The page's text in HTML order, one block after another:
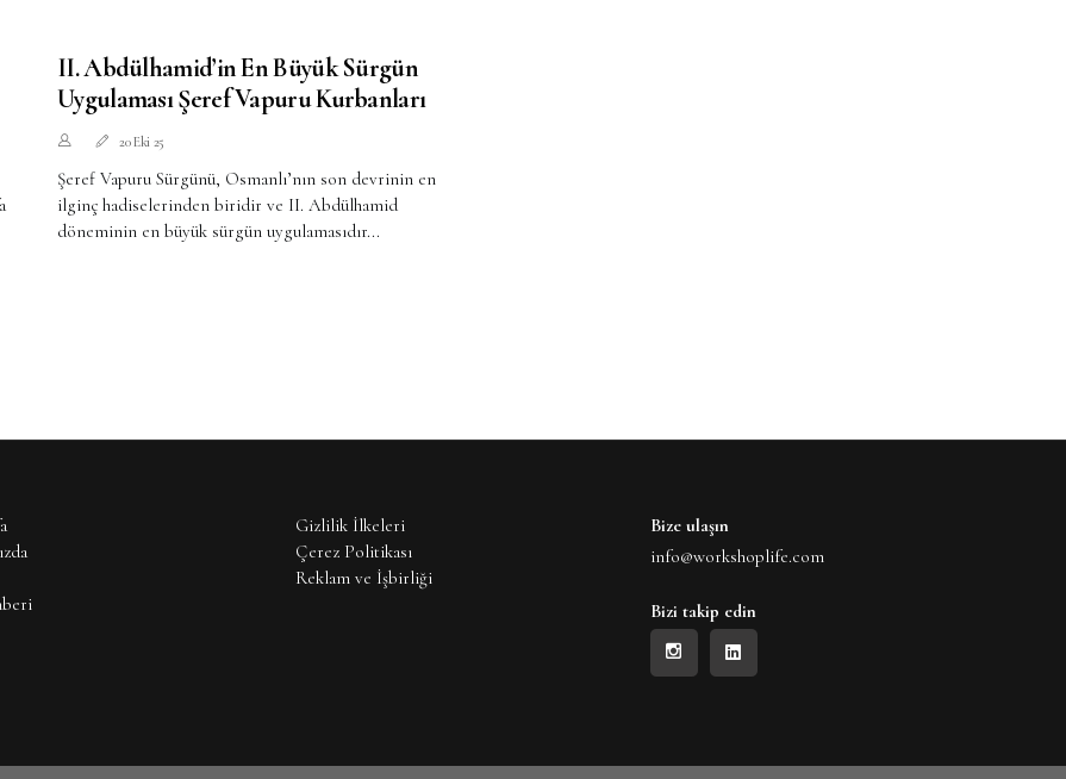
II. Abdülhamid’in En Büyük Sürgün
Uygulaması Şeref Vapuru Kurbanları
20 Eki 25
Şeref Vapuru Sürgünü, Osmanlı’nın son devrinin en
ilginç hadiselerinden biridir ve II. Abdülhamid
döneminin en büyük sürgün uygulamasıdır...
Gizlilik İlkeleri
Çerez Politikası
Reklam ve İşbirliği
Bize ulaşın
info@workshoplife.com
Bizi takip edin